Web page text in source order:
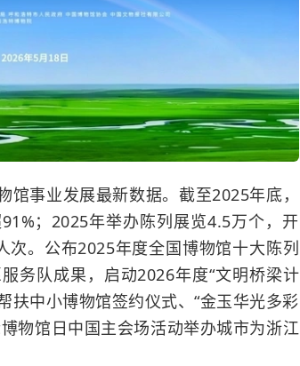
事业发展最新数据。截至2025年底，
；2025年举办陈列展览4.5万个，开
。公布2025年度全国博物馆十大陈列
务队成果，启动2026年度“文明桥梁计
中小博物馆签约仪式、“金玉华光多彩
物馆日中国主会场活动举办城市为浙江